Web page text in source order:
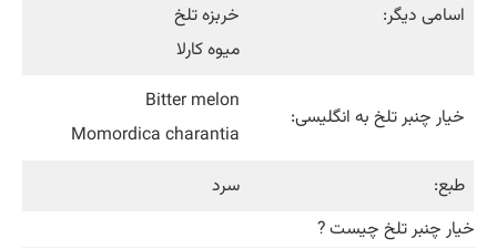
اسامی دیگر:
خربزه تلخ
میوه کارلا
خیار چنبر تلخ به انگلیسی:
Bitter melon
Momordica charantia
طبع:
سرد
خیار چنبر تلخ چیست ?